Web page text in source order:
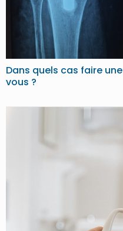
Dans quels cas faire
vous ?